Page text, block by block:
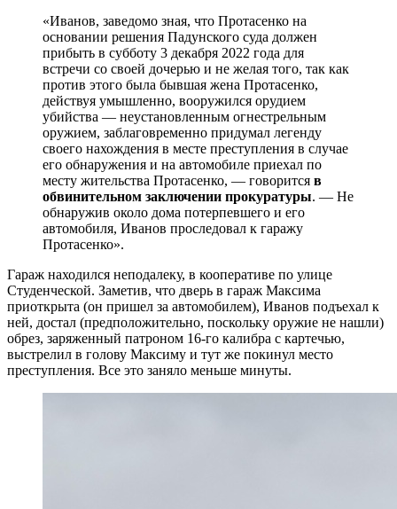
«Иванов, заведомо зная, что Протасенко на
основании решения Падунского суда должен
прибыть в субботу 3 декабря 2022 года для
встречи со своей дочерью и не желая того, так как
против этого была бывшая жена Протасенко,
действуя умышленно, вооружился орудием
убийства — неустановленным огнестрельным
оружием, заблаговременно придумал легенду
своего нахождения в месте преступления в случае
его обнаружения и на автомобиле приехал по
месту жительства Протасенко, — говорится в
обвинительном заключении прокуратуры. — Не
обнаружив около дома потерпевшего и его
автомобиля, Иванов проследовал к гаражу
Протасенко».
Гараж находился неподалеку, в кооперативе по улице
Студенческой. Заметив, что дверь в гараж Максима
приоткрыта (он пришел за автомобилем), Иванов подъехал к
ней, достал (предположительно, поскольку оружие не нашли)
обрез, заряженный патроном 16-го калибра с картечью,
выстрелил в голову Максиму и тут же покинул место
преступления. Все это заняло меньше минуты.